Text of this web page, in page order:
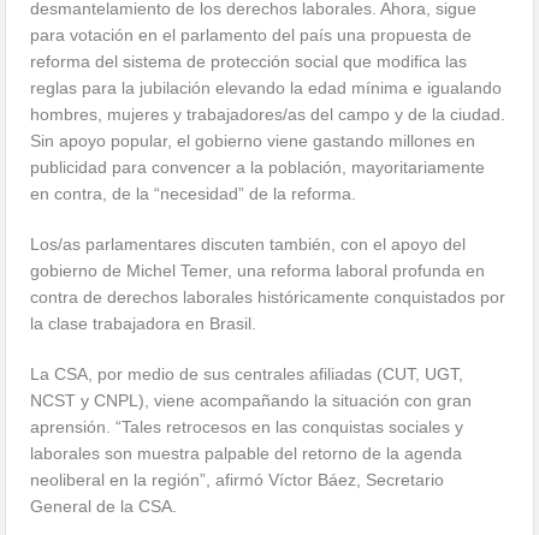
desmantelamiento de los derechos laborales. Ahora, sigue
para votación en el parlamento del país una propuesta de
reforma del sistema de protección social que modifica las
reglas para la jubilación elevando la edad mínima e igualando
hombres, mujeres y trabajadores/as del campo y de la ciudad.
Sin apoyo popular, el gobierno viene gastando millones en
publicidad para convencer a la población, mayoritariamente
en contra, de la “necesidad” de la reforma.
Los/as parlamentares discuten también, con el apoyo del
gobierno de Michel Temer, una reforma laboral profunda en
contra de derechos laborales históricamente conquistados por
la clase trabajadora en Brasil.
La CSA, por medio de sus centrales afiliadas (CUT, UGT,
NCST y CNPL), viene acompañando la situación con gran
aprensión. “Tales retrocesos en las conquistas sociales y
laborales son muestra palpable del retorno de la agenda
neoliberal en la región”, afirmó Víctor Báez, Secretario
General de la CSA.